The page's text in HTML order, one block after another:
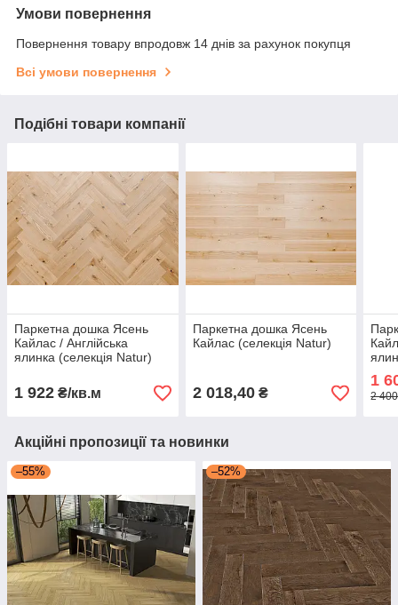
Умови повернення
Повернення товару впродовж 14 днів за рахунок покупця
Всі умови повернення
Подібні товари компанії
Паркетна дошка Ясень
Кайлас / Англійська
ялинка (селекція Natur)
1 922 ₴/кв.м
Паркетна дошка Ясень
Кайлас (селекція Natur)
2 018,40₴
1
2
Акційні пропозиції та новинки
–55% –52%